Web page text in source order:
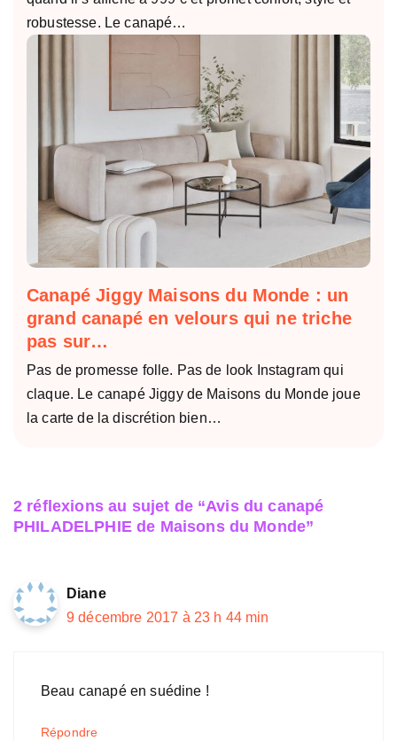
robustesse. Le canapé…
Canapé Jiggy Maisons du Monde : un
grand canapé en velours qui ne triche
pas sur…
Pas de promesse folle. Pas de look Instagram qui
claque. Le canapé Jiggy de Maisons du Monde joue
la carte de la discrétion bien…
2 réflexions au sujet de “Avis du canapé
PHILADELPHIE de Maisons du Monde”
Diane
9 décembre 2017 à 23 h 44 min
Beau canapé en suédine !
Répondre